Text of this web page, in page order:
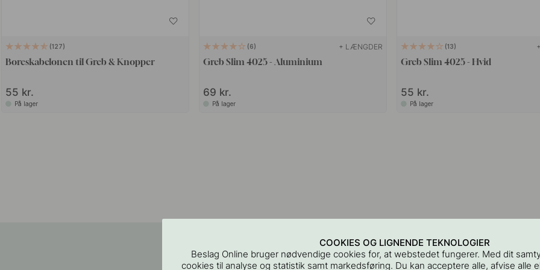
127
Boreskabelonen til Greb & Knopper
55 kr.
På lager
6 + LÆNGDER
Greb Slim 4025 - Aluminium
69 kr.
På lager
13
Greb Slim 4025 - Hvid
55 kr.
På lager
COOKIES OG LIGNENDE TEKNOLOGIER
Beslag Online bruger nødvendige cookies for, at webstedet fungerer. Med dit
cookies til analyse og statistik samt markedsføring. Du kan acceptere alle, afvise alle